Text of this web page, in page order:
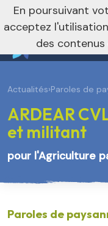
Je m’abonne à la
Actualités›Paroles de
ARDEAR
et militant
pour l'Agriculture
Paroles de
En poursuivant
acceptez
des